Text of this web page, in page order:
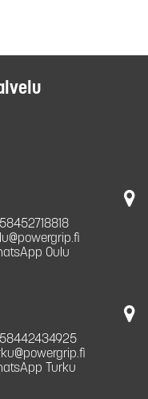
Oulu
Turku